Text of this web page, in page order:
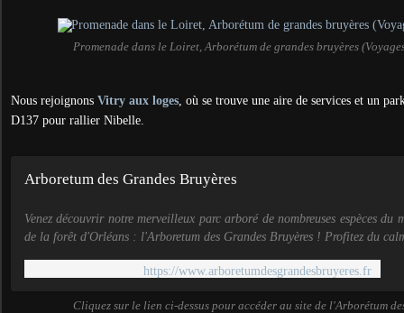
Promenade dans le Loiret, Arborétum de grandes bruyères
Nous rejoignons Vitry aux loges , où se trouve une aire de services et un
D137 pour rallier Nibelle.
Arboretum des Grandes Bruyères
Venez découvrir notre merveilleux parc arboré de nombreuses espèces du
de la forêt d'Orléans : l'Arboretum des Grandes Bruyères ! Profitez du
https://www.arboretumdesgrandesbruyeres.fr
Cliquez sur le lien ci-dessus pour accéder au site de l'Arborétum